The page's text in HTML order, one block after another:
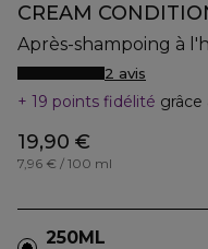
CREAM
Après-shampoing à
2 avis
19 points fidélité grâce
19,90 €
7,96 € / 100 ml
250ML